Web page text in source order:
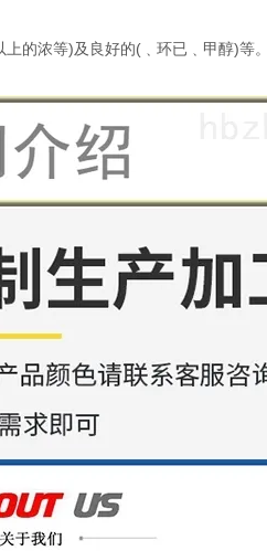
的浓等)及良好的(﹑环已﹑甲醇)等。